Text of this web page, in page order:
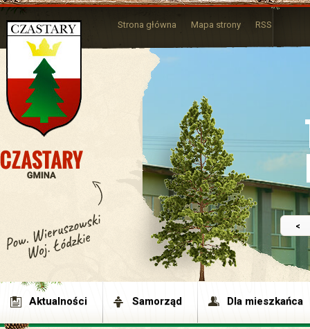
<
Strona główna Mapa strony RSS
Aktualności Samorząd Dla mieszkańca